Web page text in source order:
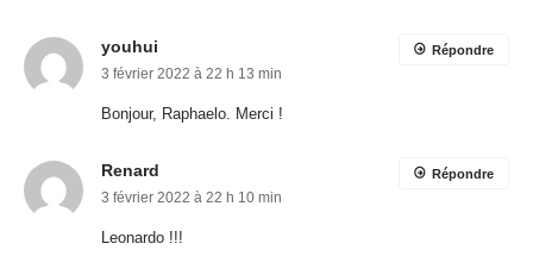
youhui
3 février 2022 à 22 h 13 min
Bonjour, Raphaelo. Merci !
Répondre
Renard
3 février 2022 à 22 h 10 min
Leonardo !!!
Répondre